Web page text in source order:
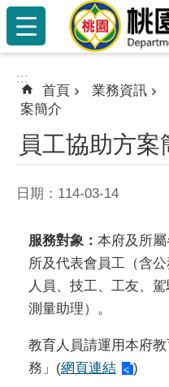
跳到主要內容區塊
:::
:::
首頁 業務資訊
案簡介
員工協助方案
日期：114-03-14
服務對象： 本府及所
所及代表會員工（含
人員、技工、工友、
測量助理）。
教育人員請運用本府
務」(網頁連結 )